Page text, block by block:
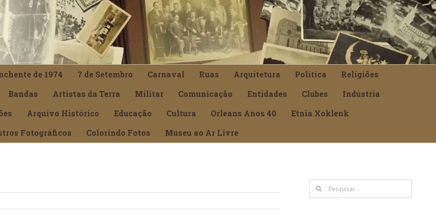
de 1974 7 de Setembro Carnaval Ruas Arquitetura Política
Religiões
Bandas Artistas da Terra Militar Comunicação Entidades Clubes
Indústria
Arquivo Histórico Educação Cultura Orleans Anos 40
Etnia Xoklenk
Fotográficos
Colorindo Fotos Museu ao Ar Livre
Buscar
resultados